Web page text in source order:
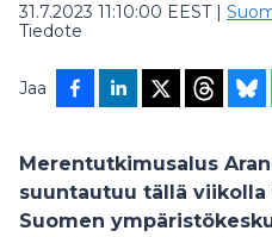
31.7.2023 11:10:00 EEST|
Tiedote
Jaa
Merentutkimusalus
suuntautuu tällä viikolla
Suomen